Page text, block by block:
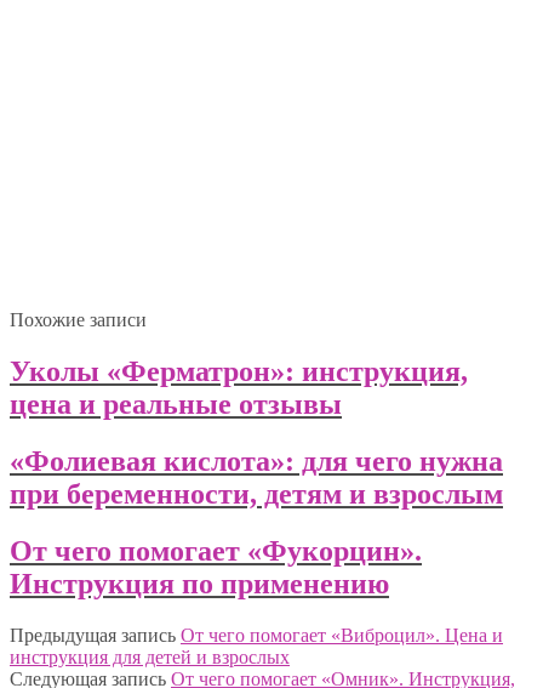
Похожие записи
Уколы «Ферматрон»: инструкция,
цена и реальные отзывы
«Фолиевая кислота»: для чего нужна
при беременности, детям и взрослым
От чего помогает «Фукорцин».
Инструкция по применению
Предыдущая запись От чего помогает «Виброцил». Цена и
инструкция для детей и взрослых
Следующая запись От чего помогает «Омник». Инструкция,